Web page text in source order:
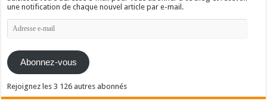
une notification de chaque nouvel article par e-mail.
Adresse
e-
Abonnez-vous
Rejoignez les 3 126 autres abonnés